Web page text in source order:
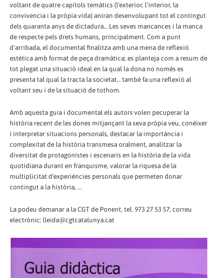
voltant de quatre capítols temàtics (l'exterior, l'interior, la
convivencia i la pròpia vida) aniran desenvolupant tot el contingut
dels quaranta anys de dictadura… Les seves mancances i la manca
de respecte pels drets humans, principalment. Com a punt
d'arribada, el documental finalitza amb una mena de reflexió
estética amb format de peça dramàtica; es planteja com a resum de
tot plegat una situació ideal en la qual la dona no només es
presenta tal qual la tracta la societat… també fa una reflexió al
voltant seu i de la situació de tothom.
Amb aquesta guia i documental els autors volen pecuperar la
història recent de les dones mitjançant la seva pròpia veu, conèixer
i interpretar situacions personals, destacar la importància i
complexitat de la història transmesa oralment, analitzar la
diversitat de protagonistes i escenaris en la història de la vida
quotidiana durant en franquisme, valorar la riquesa de la
multiplicitat d'experiències personals que permeten donar
contingut a la història, ...
La podeu demanar a la CGT de Ponent, tel. 973 27 53 57, correu
electrònic: lleida@cgtcatalunya.cat